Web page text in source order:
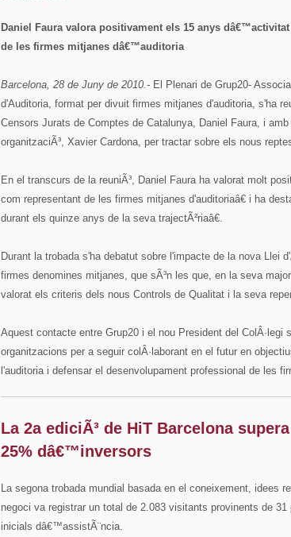
Daniel Faura valora positivament els 15 anys
de les firmes mitjanes dâ€™auditoria
Barcelona, 28 de Juny de 2010.- El Plenari de Grup20-
d'Auditoria, format per divuit firmes mitjanes d'auditoria, s'ha
Censors Jurats de Comptes de Catalunya, Daniel Faura, i
organitzaciÃ³, Xavier Cardona, per tractar sobre els nous
En el transcurs de la reuniÃ³, Daniel Faura ha valorat molt
com representant de les firmes mitjanes d'auditoriaâ€ i ha
durant els quinze anys de la seva trajectÃ²riaâ€.
Durant la trobada s'ha debatut sobre l'impacte de la nova Llei
firmes denomines mitjanes, que sÃ³n les que, en la seva
valorat els criteris dels nous Controls de Qualitat i la seva
Aquest contacte entre Grup20 i el nou President del
organitzacions per a seguir colÂ·laborant en el futur en
l'auditoria i defensar el desenvolupament professional de les
La 2a ediciÃ³ de HiT Barcelona
25% dâ€™inversors
La segona trobada mundial basada en el coneixement, idees
negoci va registrar un total de 2.083 visitants provinents de
inicials dâ€™assistÃ¨ncia.